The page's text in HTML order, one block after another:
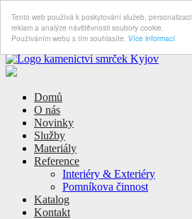
Tento web používá k poskytování služeb, personalizaci
reklam a analýze návštěvnosti soubory cookie.
Používáním webu s tím souhlasíte. Více informací
Domů
O nás
Novinky
Služby
Materiály
Reference
Interiéry & Exteriéry
Pomníkova činnost
Katalog
Kontakt